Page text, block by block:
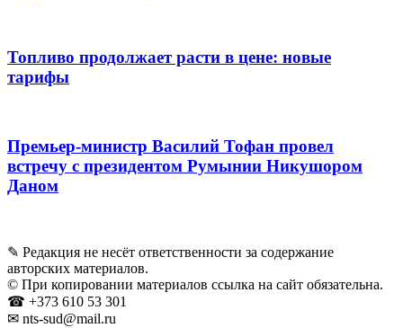
Топливо продолжает расти в цене: новые
тарифы
Премьер-министр Василий Тофан провел
встречу с президентом Румынии Никушором
Даном
✎ Редакция не несёт ответственности за содержание
авторских материалов.
© При копировании материалов ссылка на сайт обязательна.
☎︎ +373 610 53 301
✉ nts-sud@mail.ru